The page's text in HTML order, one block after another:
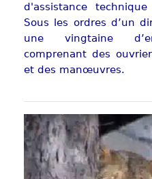
d'assistance technique
Sous les ordres d’un
une vingtaine
comprenant des
et des manœuvres.
Show larger version